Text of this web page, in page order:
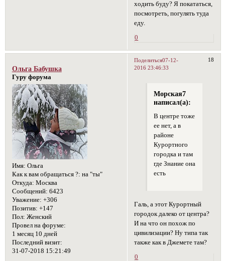
ходить буду? Я покататься,
посмотреть, погулять туда
еду.
0
Поделиться 18
07-12-
2016 23:46:33
Ольга Бабушка
Гуру форума
Имя: Ольга
Как к вам обращаться ?: на "ты"
Откуда: Москва
Сообщений: 6423
Уважение: +306
Позитив: +147
Пол: Женский
Провел на форуме:
1 месяц 10 дней
Последний визит:
31-07-2018 15:21:49
Морская7
написал(а):
В центре тоже
ее нет, а в
районе
Курортного
городка и там
где Знание она
есть
Галь, а этот Курортный
городок далеко от центра?
И на что он похож по
цивилизации? Ну типа так
также как в Джемете там?
0